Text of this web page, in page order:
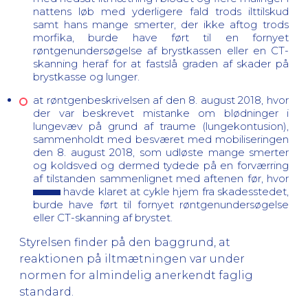
nattens løb med yderligere fald trods ilttilskud
samt hans mange smerter, der ikke aftog trods
morfika, burde have ført til en fornyet
røntgenundersøgelse af brystkassen eller en CT-
skanning heraf for at fastslå graden af skader på
brystkasse og lunger.
at røntgenbeskrivelsen af den 8. august 2018, hvor
der var beskrevet mistanke om blødninger i
lungevæv på grund af traume (lungekontusion),
sammenholdt med besværet med mobiliseringen
den 8. august 2018, som udløste mange smerter
og koldsved og dermed tydede på en forværring
af tilstanden sammenlignet med aftenen før, hvor
havde klaret at cykle hjem fra skadesstedet,
burde have ført til fornyet røntgenundersøgelse
eller CT-skanning af brystet.
Styrelsen finder på den baggrund, at
reaktionen på iltmætningen var under
normen for almindelig anerkendt faglig
standard.